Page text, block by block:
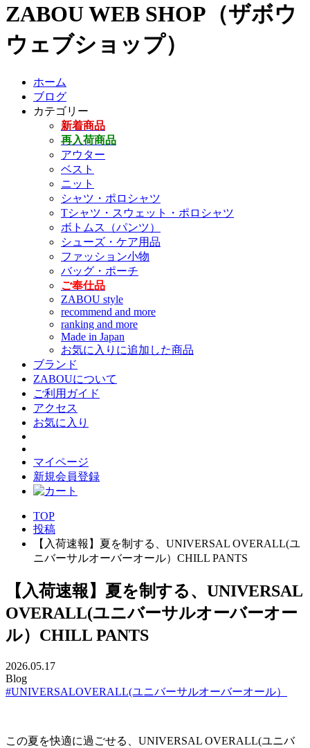
ZABOU WEB SHOP（ザボウ
ウェブショップ）
ホーム
ブログ
カテゴリー
新着商品
再入荷商品
アウター
ベスト
ニット
シャツ・ポロシャツ
Tシャツ・スウェット・ポロシャツ
ボトムス（パンツ）
シューズ・ケア用品
ファッション小物
バッグ・ポーチ
ご奉仕品
ZABOU style
recommend and more
ranking and more
Made in Japan
お気に入りに追加した商品
ブランド
ZABOUについて
ご利用ガイド
アクセス
お気に入り
マイページ
新規会員登録
TOP
投稿
【入荷速報】夏を制する、UNIVERSAL OVERALL(ユ
ニバーサルオーバーオール）CHILL PANTS
【入荷速報】夏を制する、UNIVERSAL
OVERALL(ユニバーサルオーバーオー
ル）CHILL PANTS
2026.05.17
Blog
#UNIVERSALOVERALL(ユニバーサルオーバーオール）
この夏を快適に過ごせる、UNIVERSAL OVERALL(ユニバ